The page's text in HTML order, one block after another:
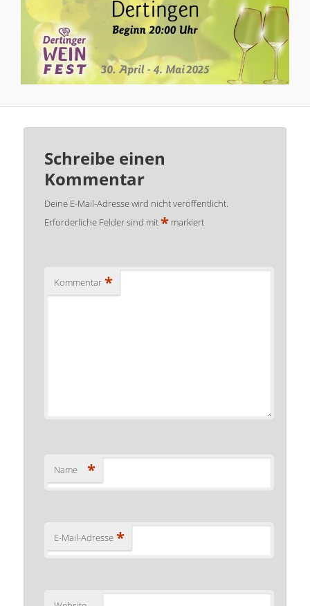
Schreibe einen
Kommentar
Deine E-Mail-Adresse wird nicht veröffentlicht.
Erforderliche Felder sind mit* markiert
Kommentar *
Name *
E-Mail-Adresse *